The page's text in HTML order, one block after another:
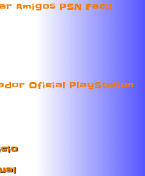
Amigos PSN Facil
Oficial PlayStation